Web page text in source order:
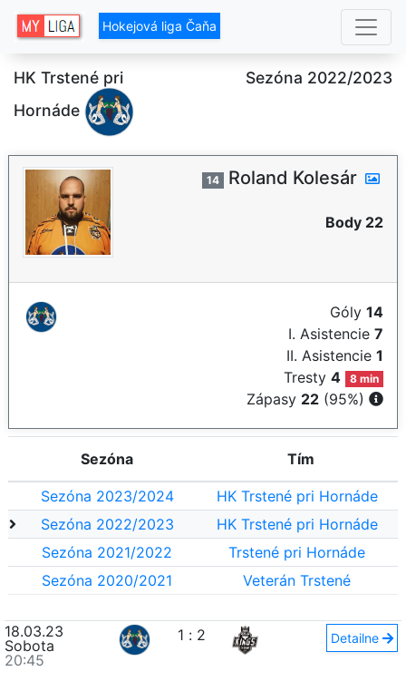
Hokejová liga Čaňa
HK Trstené pri
Hornáde
Sezóna 2022/2023
14 Roland Kolesár
Body 22
Góly 14
I. Asistencie 7
II. Asistencie 1
Tresty4 8 min
Zápasy 22 (95%)
Sezóna Tím
Sezóna 2023/2024
HK Trstené pri Hornáde
Sezóna 2022/2023
HK Trstené pri Hornáde
Sezóna 2021/2022
Trstené pri Hornáde
Sezóna 2020/2021
Veterán Trstené
18.03.23
Sobota
20:45
1 : 2 Detailne